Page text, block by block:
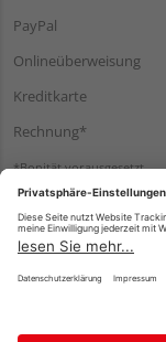
PayPal
Onlineüberweisung
Kreditkarte
Rechnung*
*Bonität vorausgesetzt
Impressum